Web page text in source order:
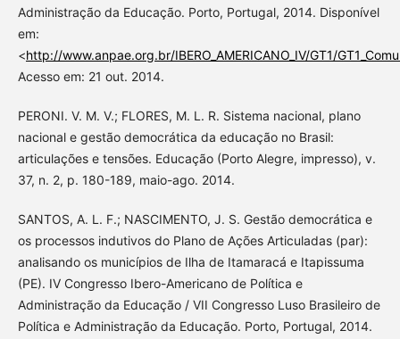
Administração da Educação. Porto, Portugal, 2014. Disponível
em:
<http://www.anpae.org.br/IBERO_AMERICANO_IV/GT1/
Acesso em: 21 out. 2014.
PERONI. V. M. V.; FLORES, M. L. R. Sistema nacional, plano
nacional e gestão democrática da educação no Brasil:
articulações e tensões. Educação (Porto Alegre, impresso), v.
37, n. 2, p. 180-189, maio-ago. 2014.
SANTOS, A. L. F.; NASCIMENTO, J. S. Gestão democrática e
os processos indutivos do Plano de Ações Articuladas (par):
analisando os municípios de Ilha de Itamaracá e Itapissuma
(PE). IV Congresso Ibero-Americano de Política e
Administração da Educação / VII Congresso Luso Brasileiro de
Política e Administração da Educação. Porto, Portugal, 2014.